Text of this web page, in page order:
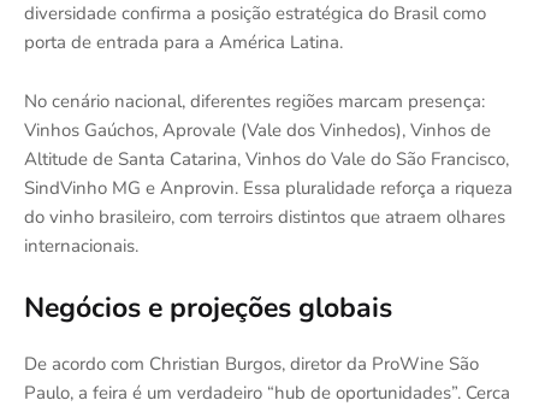
diversidade confirma a posição estratégica do Brasil como
porta de entrada para a América Latina.
No cenário nacional, diferentes regiões marcam presença:
Vinhos Gaúchos, Aprovale (Vale dos Vinhedos), Vinhos de
Altitude de Santa Catarina, Vinhos do Vale do São Francisco,
SindVinho MG e Anprovin. Essa pluralidade reforça a riqueza
do vinho brasileiro, com terroirs distintos que atraem olhares
internacionais.
Negócios e projeções globais
De acordo com Christian Burgos, diretor da ProWine São
Paulo, a feira é um verdadeiro “hub de oportunidades”. Cerca